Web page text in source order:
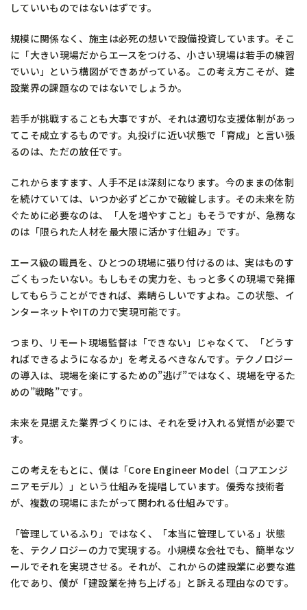
していいものではないはずです。
規模に関係なく、施主は必死の想いで設備投資しています。そこ
に「大きい現場だからエースをつける、小さい現場は若手の練習
でいい」という構図ができあがっている。この考え方こそが、建
設業界の課題なのではないでしょうか。
若手が挑戦することも大事ですが、それは適切な支援体制があっ
てこそ成立するものです。丸投げに近い状態で「育成」と言い張
るのは、ただの放任です。
これからますます、人手不足は深刻になります。今のままの体制
を続けていては、いつか必ずどこかで破綻します。その未来を防
ぐために必要なのは、「人を増やすこと」もそうですが、急務な
のは「限られた人材を最大限に活かす仕組み」です。
エース級の職員を、ひとつの現場に張り付けるのは、実はものす
ごくもったいない。もしもその実力を、もっと多くの現場で発揮
してもらうことができれば、素晴らしいですよね。この状態、イ
ンターネットやITの力で実現可能です。
つまり、リモート現場監督は「できない」じゃなくて、「どうす
ればできるようになるか」を考えるべきなんです。テクノロジー
の導入は、現場を楽にするための”逃げ”ではなく、現場を守るた
めの”戦略”です。
未来を見据えた業界づくりには、それを受け入れる覚悟が必要で
す。
この考えをもとに、僕は「Core Engineer Model（コアエンジ
ニアモデル）」という仕組みを提唱しています。優秀な技術者
が、複数の現場にまたがって関われる仕組みです。
「管理しているふり」ではなく、「本当に管理している」状態
を、テクノロジーの力で実現する。小規模な会社でも、簡単なツ
ールでそれを実現させる。それが、これからの建設業に必要な進
化であり、僕が「建設業を持ち上げる」と訴える理由なのです。